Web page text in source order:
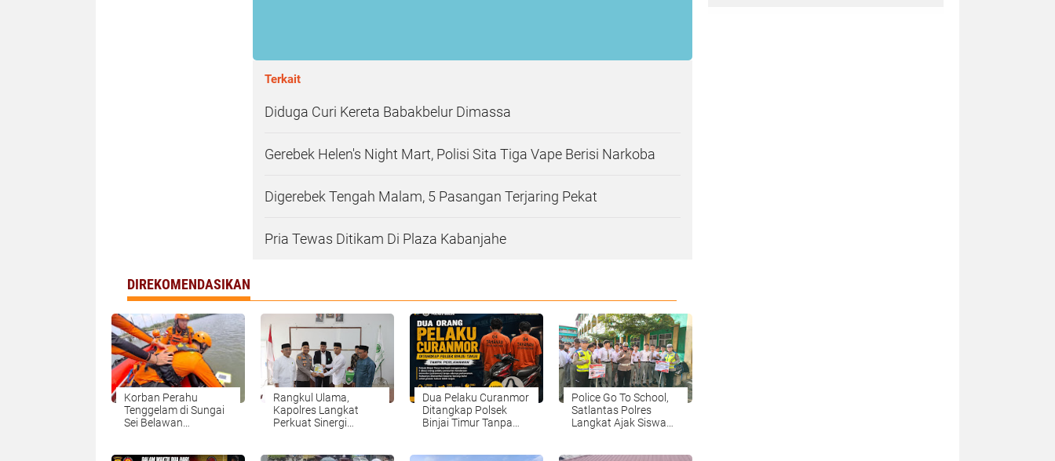
Terkait
Diduga Curi Kereta Babakbelur Dimassa
Gerebek Helen's Night Mart, Polisi Sita Tiga Vape Berisi Narkoba
Digerebek Tengah Malam, 5 Pasangan Terjaring Pekat
Pria Tewas Ditikam Di Plaza Kabanjahe
DIREKOMENDASIKAN
Korban Perahu
Tenggelam di Sungai
Sei Belawan
Rangkul Ulama,
Kapolres Langkat
Perkuat Sinergi
Dua Pelaku Curanmor
Ditangkap Polsek
Binjai Timur Tanpa
Police Go To School,
Satlantas Polres
Langkat Ajak Siswa